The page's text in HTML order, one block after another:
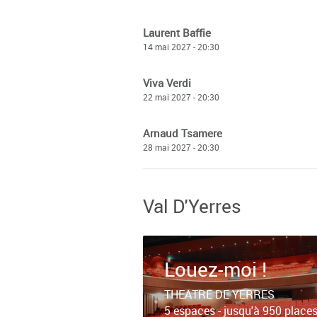
Laurent Baffie
14 mai 2027 - 20:30
Viva Verdi
22 mai 2027 - 20:30
Arnaud Tsamere
28 mai 2027 - 20:30
Val D'Yerres
Louez-moi !
THEATRE DE YERRES
5 espaces - jusqu'à 950 places